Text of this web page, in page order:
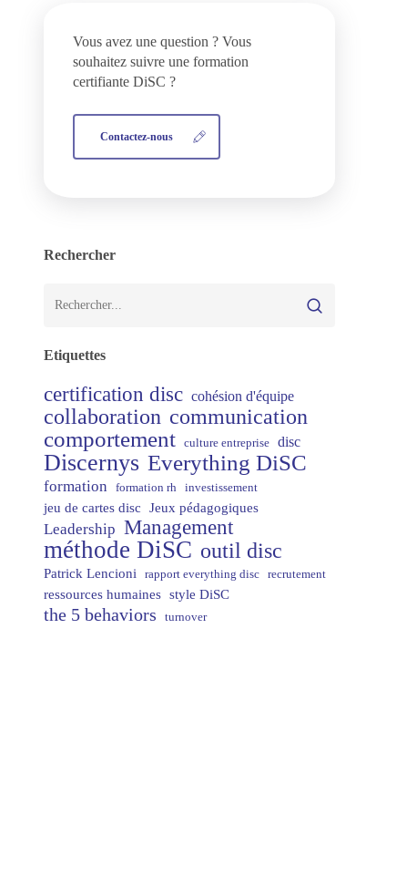
Vous avez une question ? Vous
souhaitez suivre une formation
certifiante DiSC ?
Contactez-nous
Rechercher
Etiquettes
certification disc cohésion d'équipe
collaboration communication
comportement culture entreprise disc
Discernys Everything DiSC
formation formation rh investissement
jeu de cartes disc Jeux pédagogiques
Leadership Management
méthode DiSC outil disc
Patrick Lencioni rapport everything disc recrutement
ressources humaines style DiSC
the 5 behaviors turnover